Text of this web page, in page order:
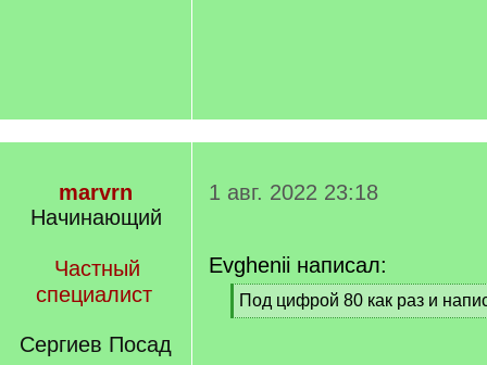
marvrn
Начинающий
Частный
специалист
Сергиев Посад
1 авг. 2022 23:18
Evghenii написал:
[
q
Под цифрой 80 как раз и
[